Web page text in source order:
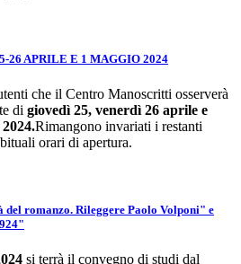
26 APRILE E 1 MAGGIO 2024
che il Centro Manoscritti osserverà
di giovedì 25, venerdì 26 aprile e
Rimangono invariati i restanti
orari di apertura.
romanzo. Rileggere Paolo Volponi" e
si terrà il convegno di studi dal